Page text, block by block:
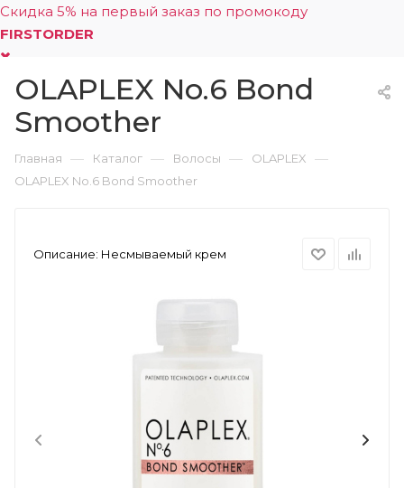
Скидка 5% на первый заказ по промокоду
FIRSTORDER
0
OLAPLEX No.6 Bond
Smoother
Главная — Каталог — Волосы — OLAPLEX —
OLAPLEX No.6 Bond Smoother
Описание: Несмываемый крем